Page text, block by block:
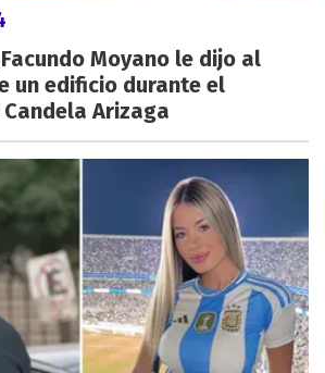
Moyano le dijo al
un edificio durante el
Arizaga